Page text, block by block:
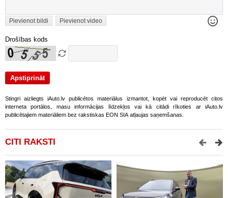
Pievienot bildi Pievienot video
Drošības kods
Stingri aizliegts iAuto.lv publicētos materiālus izmantot, kopēt vai reproducēt citos
interneta portālos, masu informācijas līdzekļos vai kā citādi rīkoties ar iAuto.lv
publicētajiem materiāliem bez rakstiskas EON SIA atļaujas saņemšanas.
CITI RAKSTI